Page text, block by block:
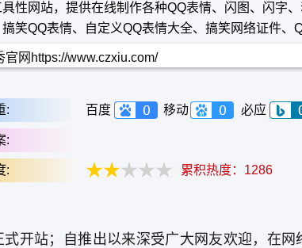
性网站，提供在线制作各种QQ表情、闪图、闪字
笑QQ表情、自定义QQ表情大全、搞笑网络证件、
成非常好玩的闪图和动态图片。
官网https://www.czxiu.com/
: 百度 移动 必应
:
: 累积热度： 1286
开站；自推出以来深受广大网友欢迎，在网